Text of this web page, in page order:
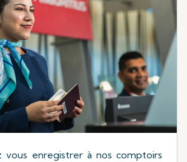
vous enregistrer à nos comptoirs